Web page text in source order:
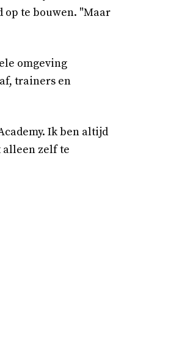
te bouwen. "Maar
omgeving
trainers en
Ik ben altijd
alleen zelf te